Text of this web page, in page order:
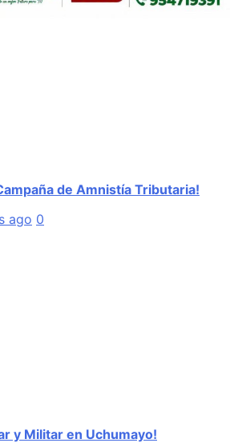
de Amnistía Tributaria!
ago 0
y Militar en Uchumayo!